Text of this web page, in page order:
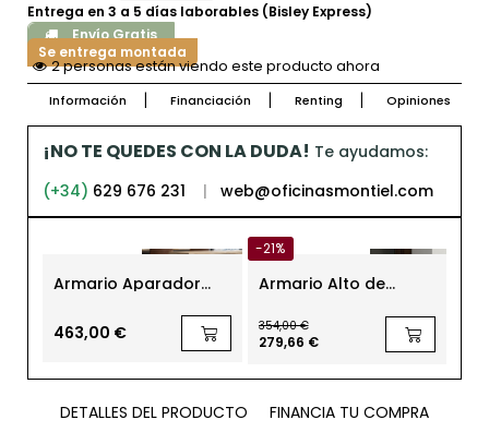
Entrega en 3 a 5 días laborables (Bisley Express)
Envío Gratis
Se entrega montada
2 personas están viendo este producto ahora
Información Financiación Renting Opiniones
¡NO TE QUEDES CON LA DUDA! Te ayudamos:
(+34) 629 676 231 | web@oficinasmontiel.com
Armario Aparador
Madera Oficina Sharp
463,00 €
-21%
Armario Alto de
con Llave de Kunna
354,00 €
279,66 €
DETALLES DEL PRODUCTO FINANCIA TU COMPRA